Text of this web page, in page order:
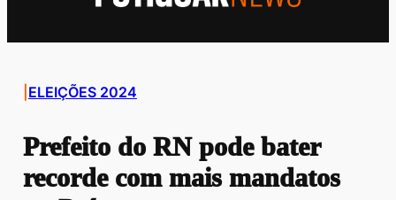
ELEIÇÕES 2024
Prefeito do RN pode bater
recorde com mais mandatos